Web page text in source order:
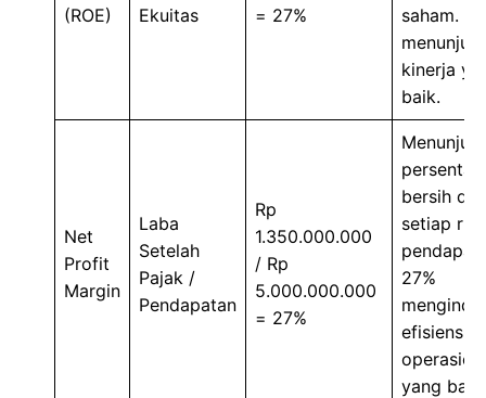
(ROE)
Ekuitas
= 27%
saham.
kinerja
baik.
Net
Profit
Margin
Laba
Setelah
Pajak /
Pendapatan
Rp
1.350.000.000
/ Rp
5.000.000.000
= 27%
bersih
setiap
27%
efisiensi
yang baik.